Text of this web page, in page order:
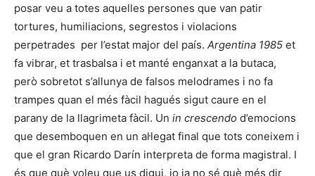
posar veu a totes aquelles persones que van patir
tortures, humiliacions, segrestos i violacions
perpetrades per l’estat major del país. Argentina 1985 et
fa vibrar, et trasbalsa i et manté enganxat a la butaca,
però sobretot s’allunya de falsos melodrames i no fa
trampes quan el més fàcil hagués sigut caure en el
parany de la llagrimeta fàcil. Un in crescendo d’emocions
que desemboquen en un al·legat final que tots coneixem i
que el gran Ricardo Darín interpreta de forma magistral. I
és que què voleu que us digui, jo ja no sé què més dir